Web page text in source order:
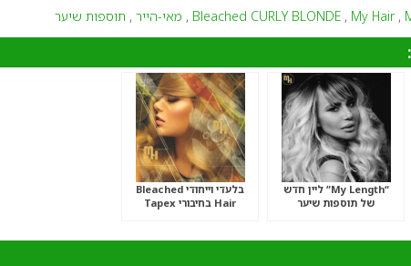
Bleached CURLY BLONDE , My Hair,
, מאי-הייר , תוספות שיער
“My Length” ליין חדש
של תוספות שיער
בלעדי וייחודי Bleached
Hair בחיבורי Tapex